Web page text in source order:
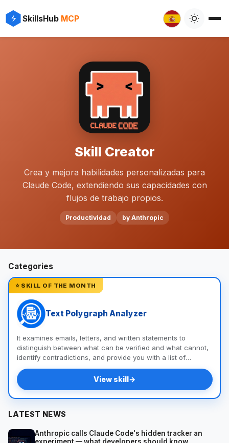
SkillsHub MCP
Skill Creator
Crea y mejora habilidades personalizadas para
Claude Code, extendiendo sus capacidades con
flujos de trabajo propios.
Productividad by Anthropic
Categories
⭐ SKILL OF THE MONTH
Text Polygraph Analyzer
It examines emails, letters, and written statements to
distinguish between what can be verified and what cannot,
identify contradictions, and provide you with a list of
questions and documents to help you uncover the truth.
View skill→
LATEST NEWS
Anthropic calls Claude Code's hidden tracker an